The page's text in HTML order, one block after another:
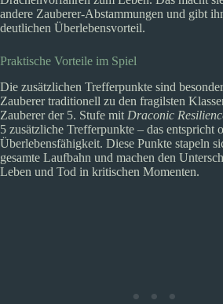
andere Zauberer-Abstammungen und gibt
deutlichen Überlebensvorteil.
Praktische Vorteile im Spiel
Die zusätzlichen Trefferpunkte sind
Zauberer traditionell zu den fragilsten
Zauberer der 5. Stufe mit Draconic
5 zusätzliche Trefferpunkte – das entspricht
Überlebensfähigkeit. Diese Punkte stapeln
gesamte Laufbahn und machen den
Leben und Tod in kritischen Momenten.